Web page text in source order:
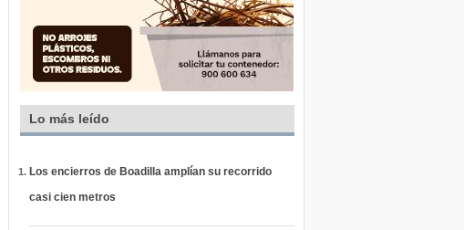
Lo más leído
Los encierros de Boadilla amplían su recorrido
casi cien metros